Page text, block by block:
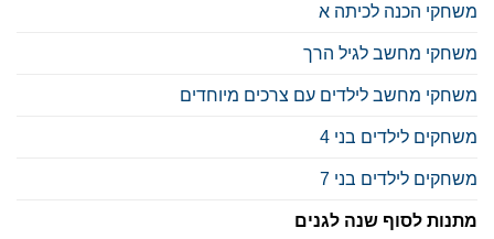
משחקי הכנה לכיתה א
משחקי מחשב לגיל הרך
משחקי מחשב לילדים עם צרכים מיוחדים
משחקים לילדים בני 4
משחקים לילדים בני 7
מתנות לסוף שנה לגנים